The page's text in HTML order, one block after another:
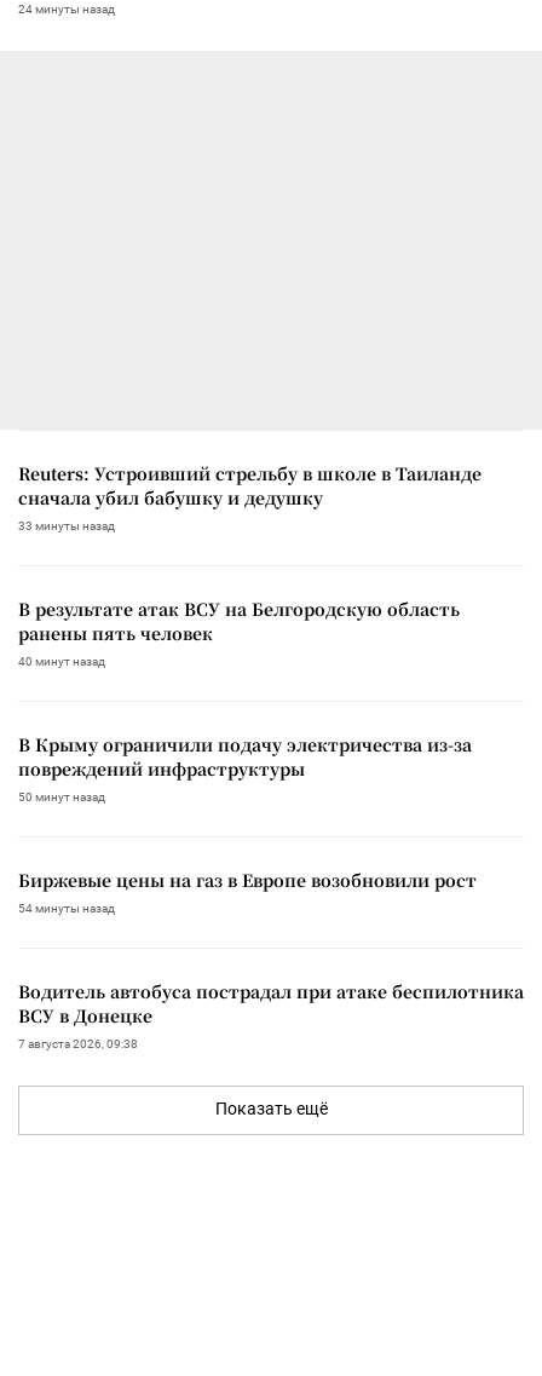
24 минуты назад
Reuters: Устроивший стрельбу в школе в Таиланде
сначала убил бабушку и дедушку
33 минуты назад
В результате атак ВСУ на Белгородскую область
ранены пять человек
40 минут назад
В Крыму ограничили подачу электричества из-за
повреждений инфраструктуры
50 минут назад
Биржевые цены на газ в Европе возобновили рост
54 минуты назад
Водитель автобуса пострадал при атаке беспилотника
ВСУ в Донецке
7 августа 2026, 09:38
Показать ещё